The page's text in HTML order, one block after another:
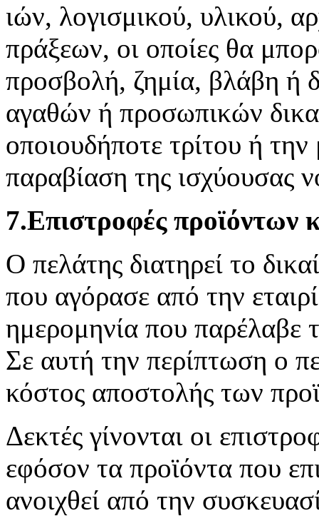
ιών, λογισμικού, υλικού,
πράξεων, οι οποίες θα
προσβολή, ζημία, βλάβη ή
αγαθών ή προσωπικών
οποιουδήποτε τρίτου ή
παραβίαση της ισχύουσας
7.Eπιστροφές προϊόντων
Ο πελάτης διατηρεί το
που αγόρασε από την
ημερομηνία που παρέλαβε
Σε αυτή την περίπτωση ο
κόστος αποστολής των
Δεκτές γίνονται οι
εφόσον τα προϊόντα που
ανοιχθεί από την